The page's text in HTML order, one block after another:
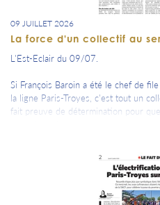
09 JUILLET 2026
La force d'un collectif au
L'Est-Eclair du 09/07.
Si François Baroin a été le chef de
la ligne Paris-Troyes, c'est tout un
fait preuve de détermination pour